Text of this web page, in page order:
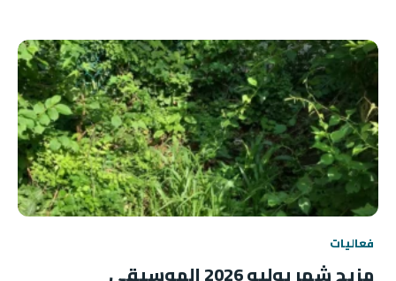
فعاليات
مزيج شهر يوليو 2026 الموسيقي